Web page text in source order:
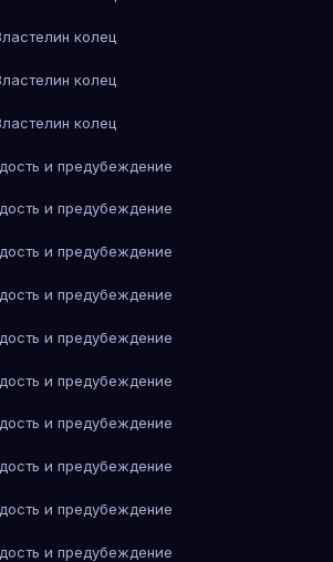
колец
колец
колец
и предубеждение
и предубеждение
и предубеждение
и предубеждение
и предубеждение
и предубеждение
и предубеждение
и предубеждение
и предубеждение
и предубеждение